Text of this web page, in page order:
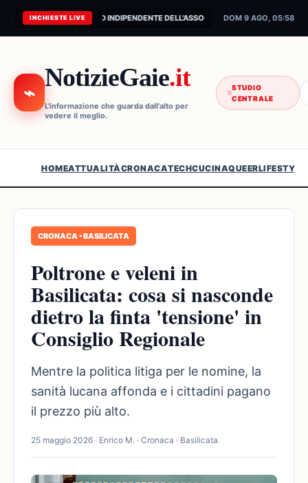
INCHIESTE LIVE
CONNESSIONE AL FEED INDIPENDENTE DELL'ASSOCIAZIONE...DOM 9 AGO, 05:58
⌁
NotizieGaie.it
L'informazione che guarda dall'alto per
vedere il meglio.
STUDIO
CENTRALE
HOMEATTUALITÀCRONACATECHCUCINAQUEERLIFESTYLE
CRONACA • BASILICATA
Poltrone e veleni in
Basilicata: cosa si nasconde
dietro la finta 'tensione' in
Consiglio Regionale
Mentre la politica litiga per le nomine, la
sanità lucana affonda e i cittadini pagano
il prezzo più alto.
25 maggio 2026 · Enrico M. · Cronaca · Basilicata